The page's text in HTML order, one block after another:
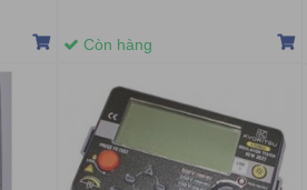
Còn hàng